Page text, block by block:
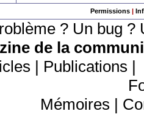
Permissions |
? Un bug
de la
| Publications |
Mémoires |